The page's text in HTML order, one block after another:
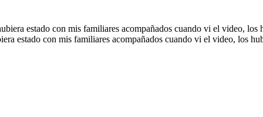
estado con mis familiares acompañados cuando vi el video, los